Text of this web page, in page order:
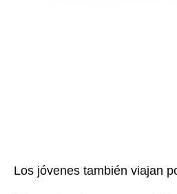
Los jóvenes también viajan